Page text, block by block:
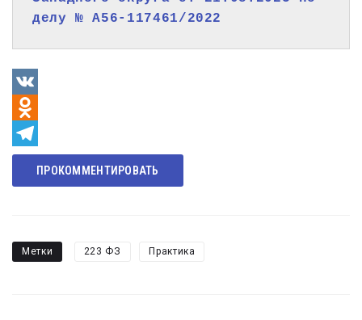
делу № А56-117461/2022
VK
Odnoklassniki
Telegram
ПРОКОММЕНТИРОВАТЬ
Метки 223 ФЗ Практика